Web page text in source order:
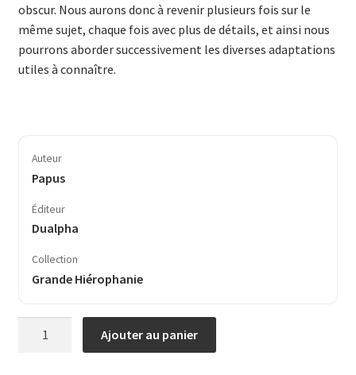
obscur. Nous aurons donc à revenir plusieurs fois sur le
même sujet, chaque fois avec plus de détails, et ainsi nous
pourrons aborder successivement les diverses adaptations
utiles à connaître.
Auteur
Papus
Éditeur
Dualpha
Collection
Grande Hiérophanie
Ajouter au panier